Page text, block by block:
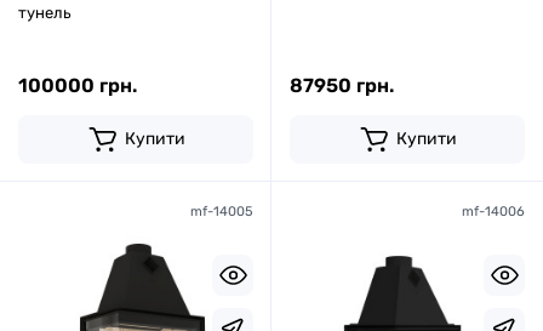
тунель
100000 грн.
Купити
87950 грн.
Купити
mf-14005 mf-14006